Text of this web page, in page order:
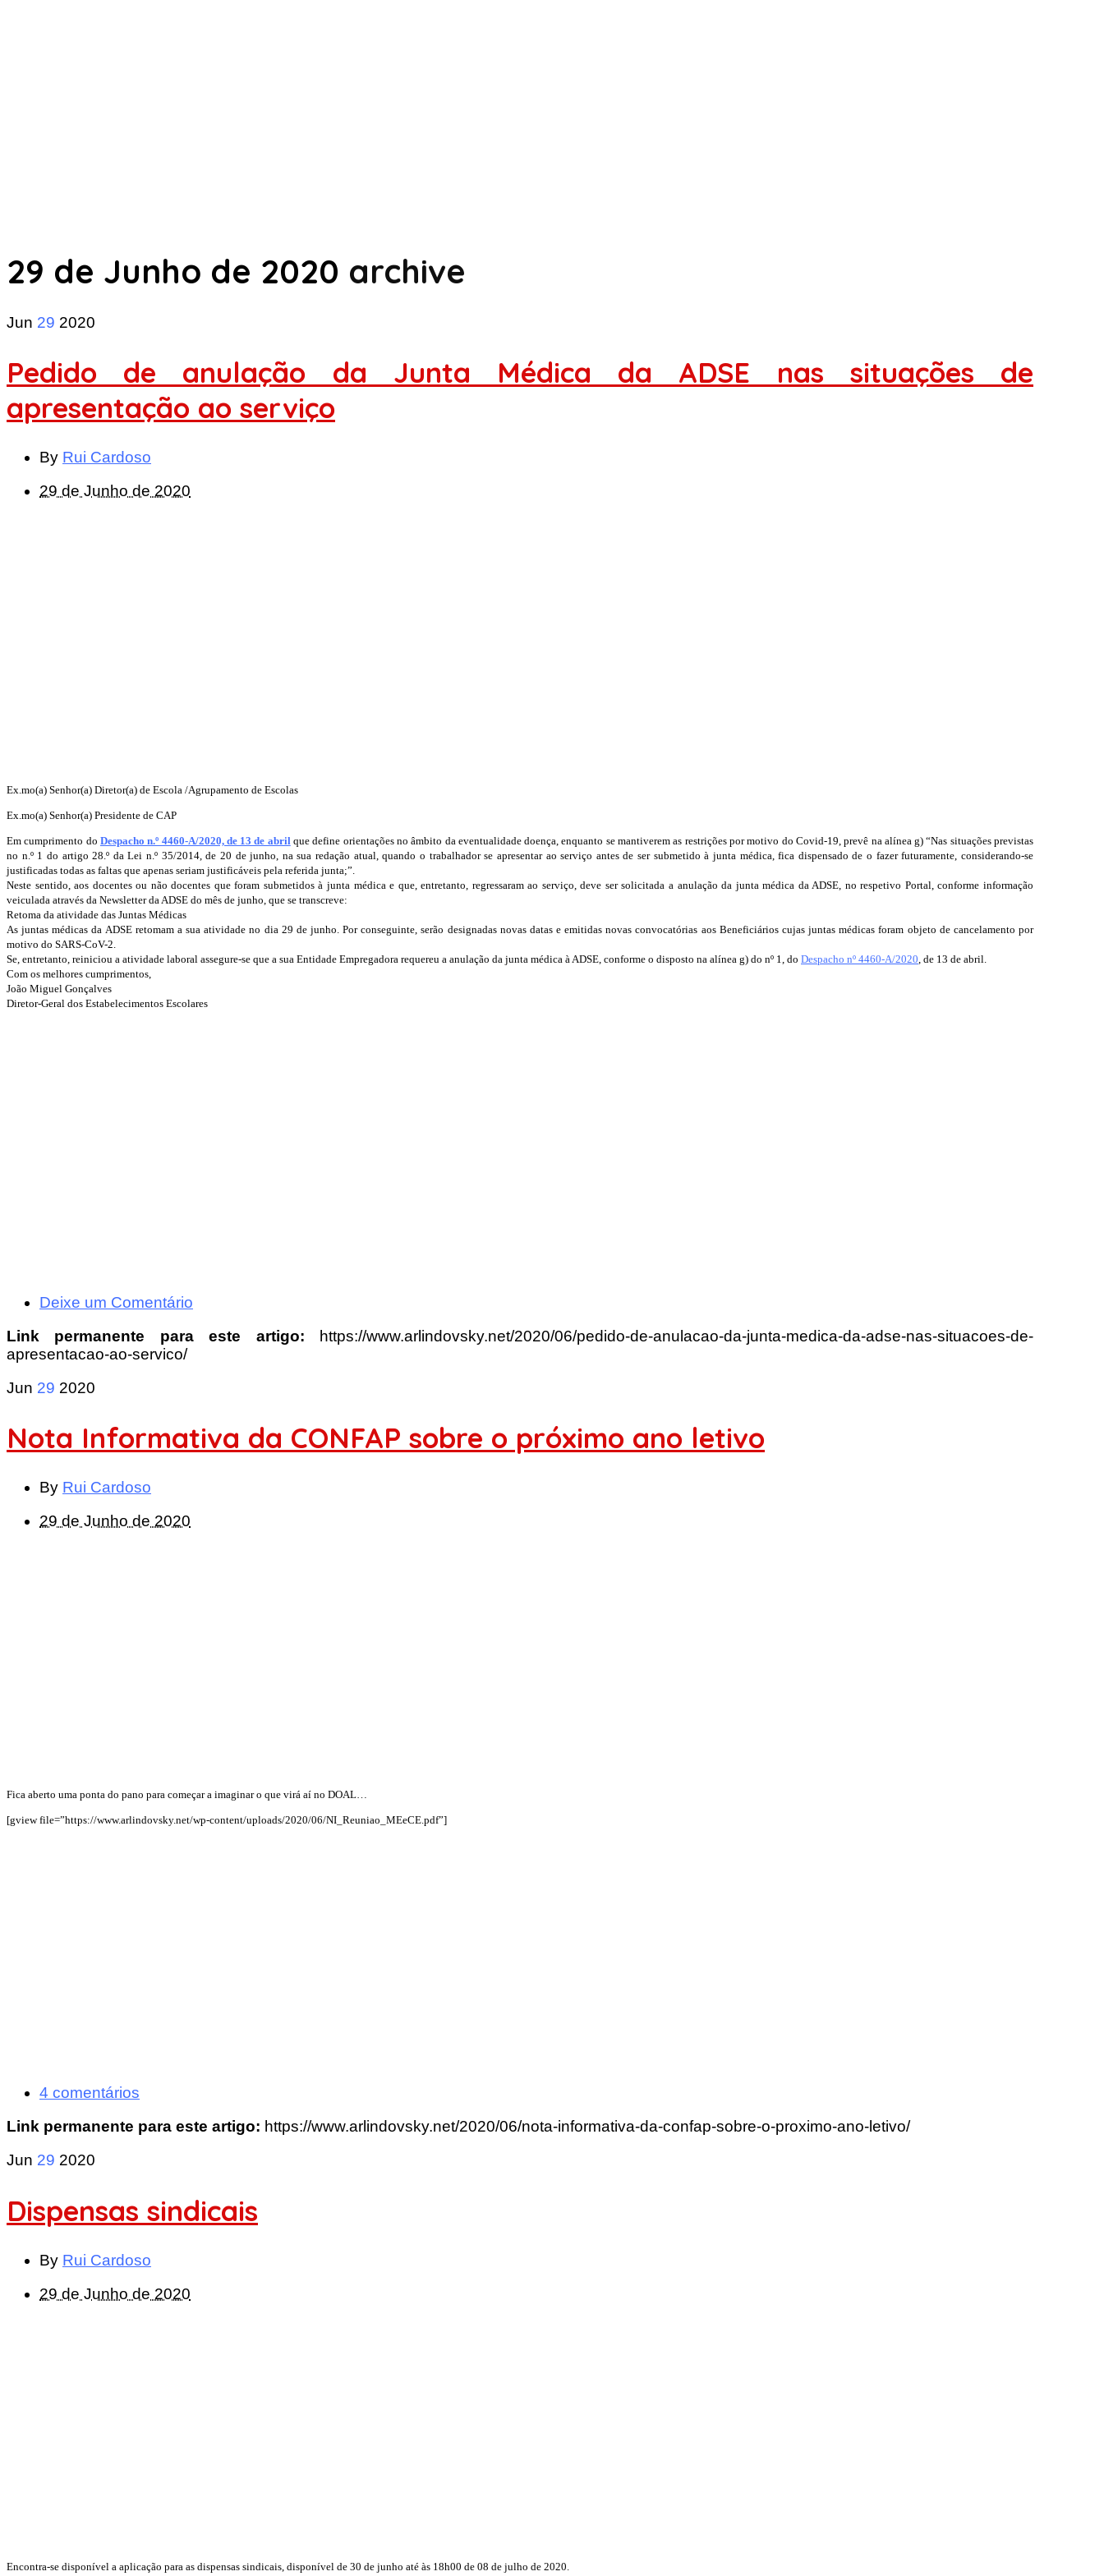
29 de Junho de 2020 archive
Jun 29 2020
Pedido de anulação da Junta Médica da ADSE nas situações de
apresentação ao serviço
By Rui Cardoso
29 de Junho de 2020
Ex.mo(a) Senhor(a) Diretor(a) de Escola /Agrupamento de Escolas
Ex.mo(a) Senhor(a) Presidente de CAP
Em cumprimento do Despacho n.º 4460-A/2020, de 13 de abrilque define orientações no âmbito da eventualidade doença, enquanto se mantiverem as restrições por motivo do Covid-19, prevê na alínea g) “Nas situações previstas
no n.º 1 do artigo 28.º da Lei n.º 35/2014, de 20 de junho, na sua redação atual, quando o trabalhador se apresentar ao serviço antes de ser submetido à junta médica, fica dispensado de o fazer futuramente, considerando-se
justificadas todas as faltas que apenas seriam justificáveis pela referida junta;”.
Neste sentido, aos docentes ou não docentes que foram submetidos à junta médica e que, entretanto, regressaram ao serviço, deve ser solicitada a anulação da junta médica da ADSE, no respetivo Portal, conforme informação
veiculada através da Newsletter da ADSE do mês de junho, que se transcreve:
Retoma da atividade das Juntas Médicas
As juntas médicas da ADSE retomam a sua atividade no dia 29 de junho. Por conseguinte, serão designadas novas datas e emitidas novas convocatórias aos Beneficiários cujas juntas médicas foram objeto de cancelamento por
motivo do SARS-CoV-2.
Se, entretanto, reiniciou a atividade laboral assegure-se que a sua Entidade Empregadora requereu a anulação da junta médica à ADSE, conforme o disposto na alínea g) do nº 1, do Despacho nº 4460-A/2020, de 13 de abril.
Com os melhores cumprimentos,
João Miguel Gonçalves
Diretor-Geral dos Estabelecimentos Escolares
Deixe um Comentário
Link permanente para este artigo:
https://www.arlindovsky.net/2020/06/pedido-de-anulacao-da-junta-medica-da-adse-nas-situacoes-de-
apresentacao-ao-servico/
Jun 29 2020
Nota Informativa da CONFAP sobre o próximo ano letivo
By Rui Cardoso
29 de Junho de 2020
Fica aberto uma ponta do pano para começar a imaginar o que virá aí no DOAL…
[gview file=”https://www.arlindovsky.net/wp-content/uploads/2020/06/NI_Reuniao_MEeCE.pdf”]
4 comentários
Link permanente para este artigo: https://www.arlindovsky.net/2020/06/nota-informativa-da-confap-sobre-o-proximo-ano-letivo/
Jun 29 2020
Dispensas sindicais
By Rui Cardoso
29 de Junho de 2020
Encontra-se disponível a aplicação para as dispensas sindicais, disponível de 30 de junho até às 18h00 de 08 de julho de 2020.